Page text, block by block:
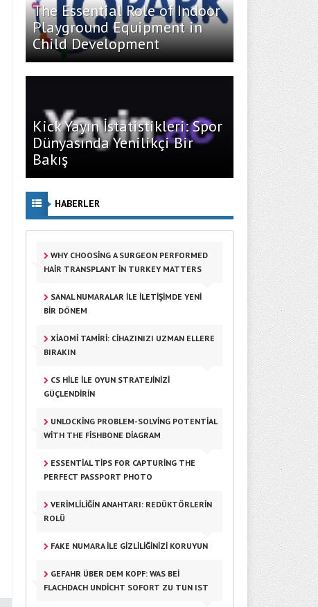
The Essential Role of Indoor
Playground Equipment in
Child Development
Kick Yayın İstatistikleri: Spor
Dünyasında Yenilikçi Bir
Bakış
HABERLER
WHY CHOOSING A SURGEON PERFORMED
HAIR TRANSPLANT IN TURKEY MATTERS
SANAL NUMARALAR ILE İLETIŞIMDE YENI
BIR DÖNEM
XIAOMI TAMIRI: CIHAZINIZI UZMAN ELLERE
BIRAKIN
CS HILE ILE OYUN STRATEJINIZI
GÜÇLENDIRIN
UNLOCKING PROBLEM-SOLVING POTENTIAL
WITH THE FISHBONE DIAGRAM
ESSENTIAL TIPS FOR CAPTURING THE
PERFECT PASSPORT PHOTO
VERIMLILIĞIN ANAHTARI: REDÜKTÖRLERIN
ROLÜ
FAKE NUMARA ILE GIZLILIĞINIZI KORUYUN
GEFAHR ÜBER DEM KOPF: WAS BEI
FLACHDACH UNDICHT SOFORT ZU TUN IST